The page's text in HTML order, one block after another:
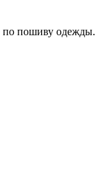
по пошиву одежды.